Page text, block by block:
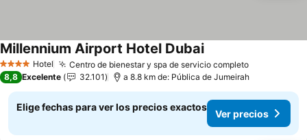
4 EstrellasHotel Centro de bienestar y spa de servicio completoVer precios
Millennium Airport Hotel DubaiVer precios
8,8 Excelente 32.101 a 8.8 km de: Pública de Jumeirah
Elige fechas para ver los precios exactos
Ver precios